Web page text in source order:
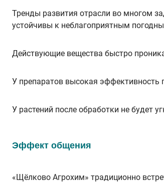
Тренды развития отрасли во многом
устойчивы к неблагоприятным
Действующие вещества быстро
У препаратов высокая эффективность
У растений после обработки не будет
Эффект общения
«Щёлково Агрохим» традиционно